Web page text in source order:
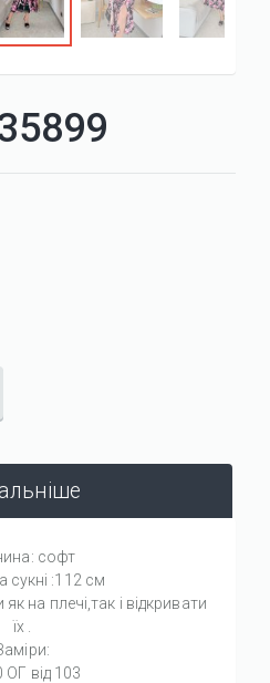
софт
сукні :112 см
на плечі,так і відкривати
їх .
ОГ від 103